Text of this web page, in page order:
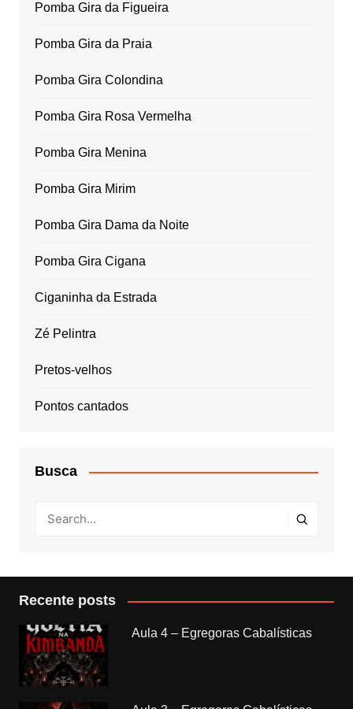
Pomba Gira da Figueira
Pomba Gira da Praia
Pomba Gira Colondina
Pomba Gira Rosa Vermelha
Pomba Gira Menina
Pomba Gira Mirim
Pomba Gira Dama da Noite
Pomba Gira Cigana
Ciganinha da Estrada
Zé Pelintra
Pretos-velhos
Pontos cantados
Busca
Recente posts
Aula 4 – Egregoras Cabalísticas